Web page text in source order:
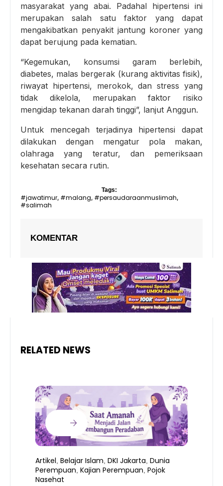
masyarakat yang abai. Padahal hipertensi ini
merupakan salah satu faktor yang dapat
mengakibatkan penyakit jantung koroner yang
dapat berujung pada kematian.
“Kegemukan, konsumsi garam berlebih,
diabetes, malas bergerak (kurang aktivitas fisik),
riwayat hipertensi, merokok, dan stress yang
tidak dikelola, merupakan faktor risiko
mengidap tekanan darah tinggi”, lanjut Anggun.
Untuk mencegah terjadinya hipertensi dapat
dilakukan dengan mengatur pola makan,
olahraga yang teratur, dan pemeriksaan
kesehatan secara rutin.
Tags:
#jawatimur, #malang, #persaudaraanmuslimah,
#salimah
KOMENTAR
RELATED NEWS
Artikel, Belajar Islam, DKI Jakarta, Dunia
Perempuan, Kajian Perempuan, Pojok
Nasehat